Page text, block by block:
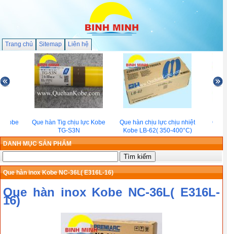
Trang chủ Sitemap Liên hệ
Kobe
Que hàn Tig chịu lực Kobe
TG-S3N
Que hàn chịu lực chịu nhiệt
Kobe LB-62( 350-400°C)
Que
DANH MỤC SẢN PHẨM
Que hàn inox Kobe NC-36L( E316L-16)
Que hàn inox Kobe NC-36L( E316L-
16)